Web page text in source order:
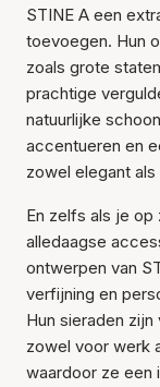
STINE A een
toevoegen. Hun
zoals grote
prachtige
natuurlijke
accentueren en
zowel elegant
En zelfs als je op
alledaagse
ontwerpen van
verfijning en
Hun sieraden
zowel voor werk
waardoor ze een